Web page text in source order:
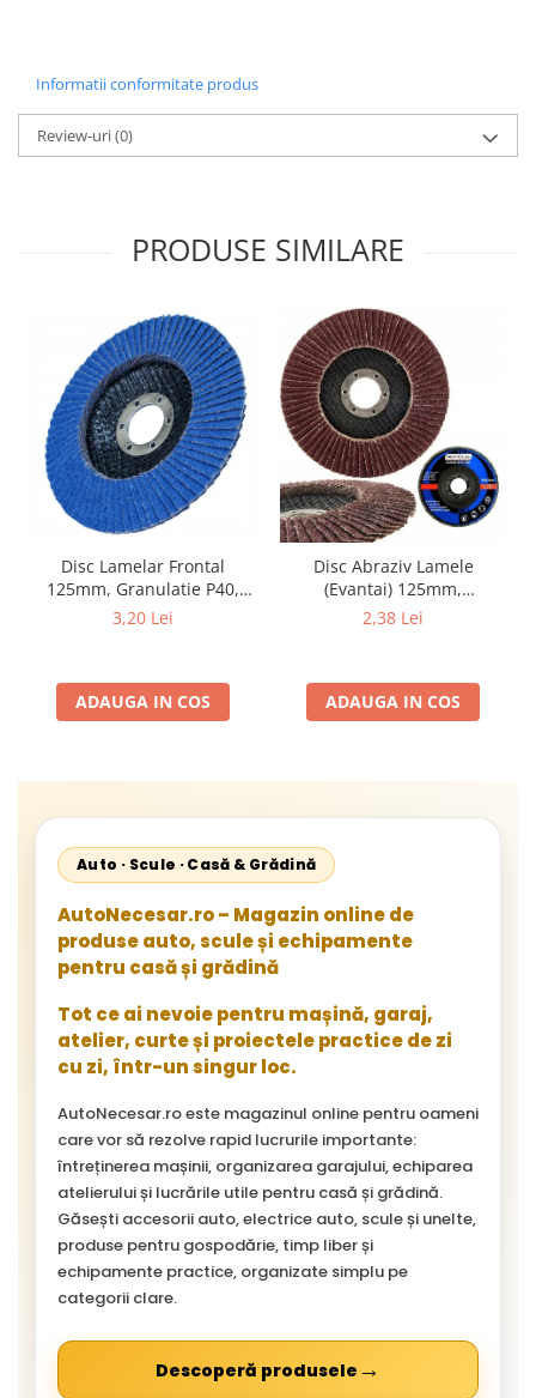
Informatii conformitate produs
Review-uri(0)
PRODUSE SIMILARE
Disc Lamelar Frontal
125mm, Granulatie P40,
Abraziv Premium din
13300 RPM, pentru Slefuire
Otel, Inox, Lemn si Metal,
3,20 Lei
ADAUGA IN COS
Disc Abraziv Lamele
(Evantai) 125mm,
Granulație , pentru Metal și
2,38 Lei
ADAUGA IN COS
Auto · Scule · Casă & Grădină
AutoNecesar.ro – Magazin online de
produse auto, scule și echipamente
pentru casă și grădină
Tot ce ai nevoie pentru mașină, garaj,
atelier, curte și proiectele practice de zi
cu zi, într-un singur loc.
AutoNecesar.ro este magazinul online pentru oameni
care vor să rezolve rapid lucrurile importante:
întreținerea mașinii, organizarea garajului, echiparea
atelierului și lucrările utile pentru casă și grădină.
Găsești accesorii auto, electrice auto, scule și unelte,
produse pentru gospodărie, timp liber și
echipamente practice, organizate simplu pe
categorii clare.
Descoperă produsele →